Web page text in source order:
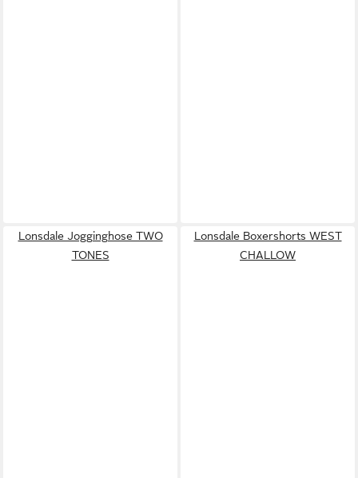
Lonsdale Jogginghose TWO
TONES
Lonsdale Boxershorts WEST
CHALLOW